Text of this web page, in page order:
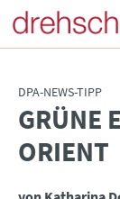
DPA-NEWS-TIPP
:GRÜNE
ORIENT